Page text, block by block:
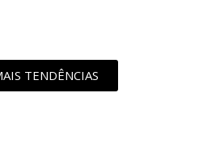
TENDÊNCIAS